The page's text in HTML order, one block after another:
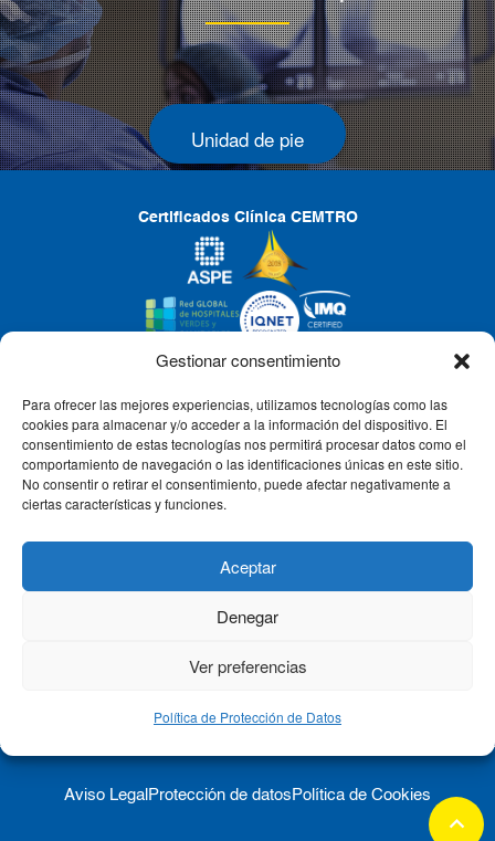
Gestionar consentimiento
Para ofrecer las mejores experiencias, utilizamos tecnologías como las
cookies para almacenar y/o acceder a la información del dispositivo. El
consentimiento de estas tecnologías nos permitirá procesar datos como el
comportamiento de navegación o las identificaciones únicas en este sitio.
No consentir o retirar el consentimiento, puede afectar negativamente a
ciertas características y funciones.
Aceptar
Denegar
Ver preferencias
Política de Protección de Datos
Unidad de pie
keyboard_arrow_up
Certificados Clínica CEMTRO
CLÍNICA CEMTRO
QUIÉNES SOMOS
Aviso Legal Protección de datos Política de Cookies